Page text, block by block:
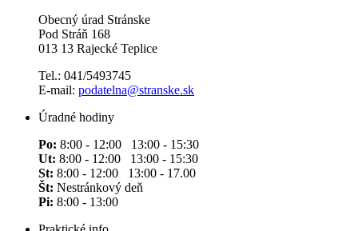
Obecný úrad Stránske
Pod Stráň 168
013 13 Rajecké Teplice
Tel.: 041/5493745
E-mail: podatelna@stranske.sk
Úradné hodiny
Po: 8:00 - 12:00 13:00 - 15:30
Ut: 8:00 - 12:00 13:00 - 15:30
St: 8:00 - 12:00 13:00 - 17.00
Št: Nestránkový deň
Pi: 8:00 - 13:00